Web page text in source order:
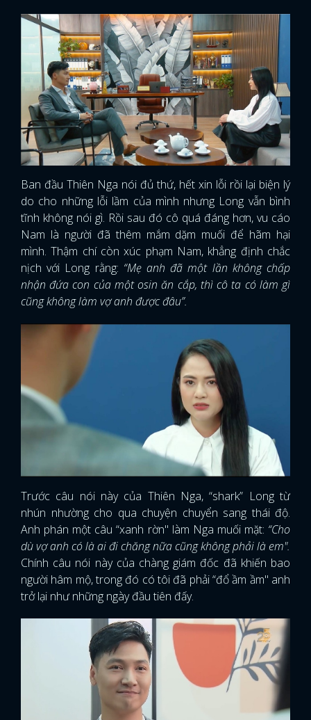
Ban đầu Thiên Nga nói đủ thứ, hết xin lỗi rồi lại biện lý
do cho những lỗi lầm của mình nhưng Long vẫn bình
tĩnh không nói gì. Rồi sau đó cô quá đáng hơn, vu cáo
Nam là người đã thêm mắm dặm muối để hãm hại
mình. Thậm chí còn xúc phạm Nam, khẳng định chắc
nịch với Long rằng: “Mẹ anh đã một lần không chấp
nhận đứa con của một osin ăn cắp, thì cô ta có làm gì
cũng không làm vợ anh được đâu”.
Trước câu nói này của Thiên Nga, “shark” Long từ
nhún nhường cho qua chuyện chuyển sang thái độ.
Anh phán một câu “xanh rờn" làm Nga muối mặt: “Cho
dù vợ anh có là ai đi chăng nữa cũng không phải là em".
Chính câu nói này của chàng giám đốc đã khiến bao
người hâm mộ, trong đó có tôi đã phải “đổ ầm ầm" anh
trở lại như những ngày đầu tiên đấy.